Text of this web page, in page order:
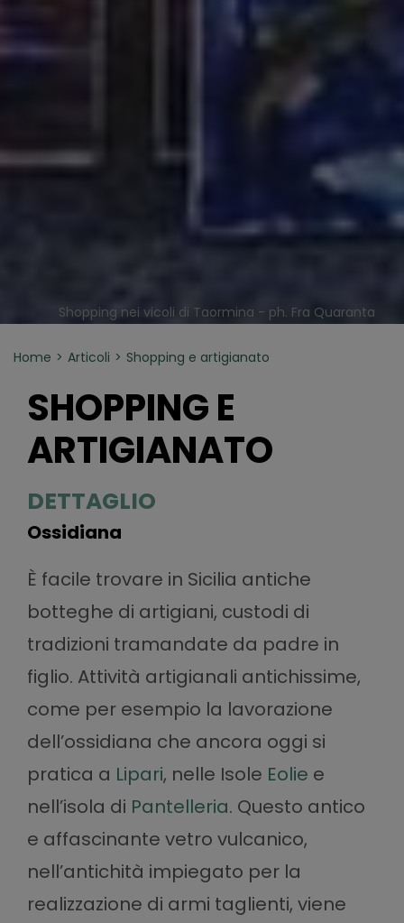
Shopping nei vicoli di Taormina - ph. Fra Quaranta
Home Articoli Shopping e artigianato
SHOPPING E
ARTIGIANATO
DETTAGLIO
Ossidiana
È facile trovare in Sicilia antiche
botteghe di artigiani, custodi di
tradizioni tramandate da padre in
figlio. Attività artigianali antichissime,
come per esempio la lavorazione
dell’ossidiana che ancora oggi si
pratica a Lipari, nelle Isole Eolie e
nell’isola di Pantelleria. Questo antico
e affascinante vetro vulcanico,
nell’antichità impiegato per la
realizzazione di armi taglienti, viene